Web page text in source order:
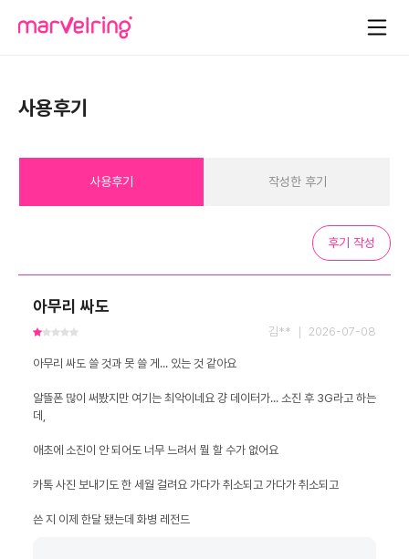
사용후기
사용후기 작성한 후기
후기 작성
아무리 싸도
김** ｜ 2026-07-08
알뜰폰 많이 써봤지만 여기는 최악이네요 걍 데이터가... 소진 후 3G라고 하는
쓴 지 이제 한달 됐는데 화병 레전드